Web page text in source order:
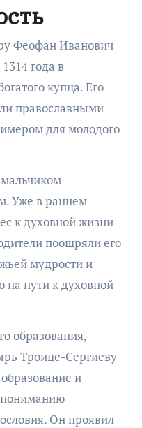
Феофан Иванович
года в
купца. Его
православными
для молодого
мальчиком
Уже в раннем
к духовной жизни
поощряли его
мудрости и
на пути к духовной
образования,
Троице-Сергиеву
и
пониманию
Он проявил